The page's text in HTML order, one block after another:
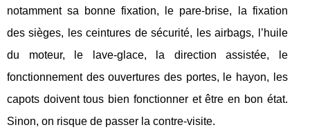
notamment sa bonne fixation, le pare-brise, la fixation
des sièges, les ceintures de sécurité, les airbags, l’huile
du moteur, le lave-glace, la direction assistée, le
fonctionnement des ouvertures des portes, le hayon, les
capots doivent tous bien fonctionner et être en bon état.
Sinon, on risque de passer la contre-visite.